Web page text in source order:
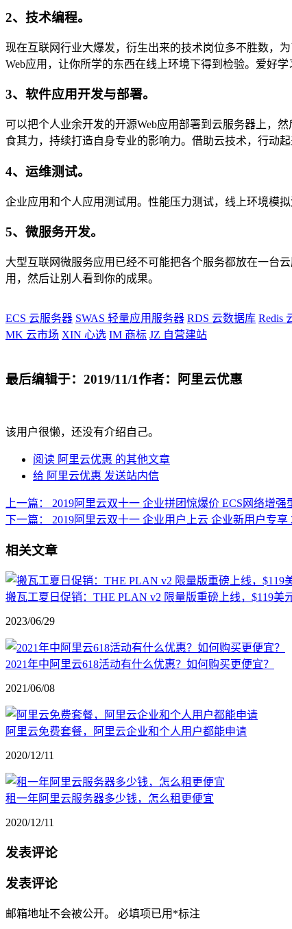
2、技术编程。
现在互联网行业大爆发，衍生出来的技术岗位多不胜数，
Web应用，让你所学的东西在线上环境下得到检验。爱好学
3、软件应用开发与部署。
可以把个人业余开发的开源Web应用部署到云服务器上，
食其力，持续打造自身专业的影响力。借助云技术，行动起
4、运维测试。
企业应用和个人应用测试用。性能压力测试，线上环境模
5、微服务开发。
大型互联网微服务应用已经不可能把各个服务都放在一台
用，然后让别人看到你的成果。
ECS 云服务器 SWAS 轻量应用服务器 RDS 云数据库 Redis
MK 云市场 XIN 心选 IM 商标 JZ 自营建站
最后编辑于：2019/11/1作者：阿里云优惠
该用户很懒，还没有介绍自己。
阅读 阿里云优惠 的其他文章
给 阿里云优惠 发送站内信
上一篇：
2019阿里云双十一 企业拼团惊爆价 ECS网络增强
下一篇：
2019阿里云双十一 企业用户上云 企业新用户专享
相关文章
搬瓦工夏日促销：THE PLAN v2 限量版重磅上线，$119美
2023/06/29
2021年中阿里云618活动有什么优惠？如何购买更便宜？
2021/06/08
阿里云免费套餐，阿里云企业和个人用户都能申请
2020/12/11
租一年阿里云服务器多少钱，怎么租更便宜
2020/12/11
发表评论
发表评论
邮箱地址不会被公开。 必填项已用 *标注